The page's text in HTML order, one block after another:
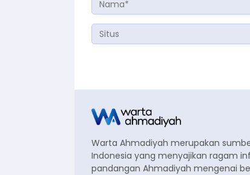
Warta Ahmadiyah merupakan
Indonesia yang menyajikan ragam
pandangan Ahmadiyah mengenai